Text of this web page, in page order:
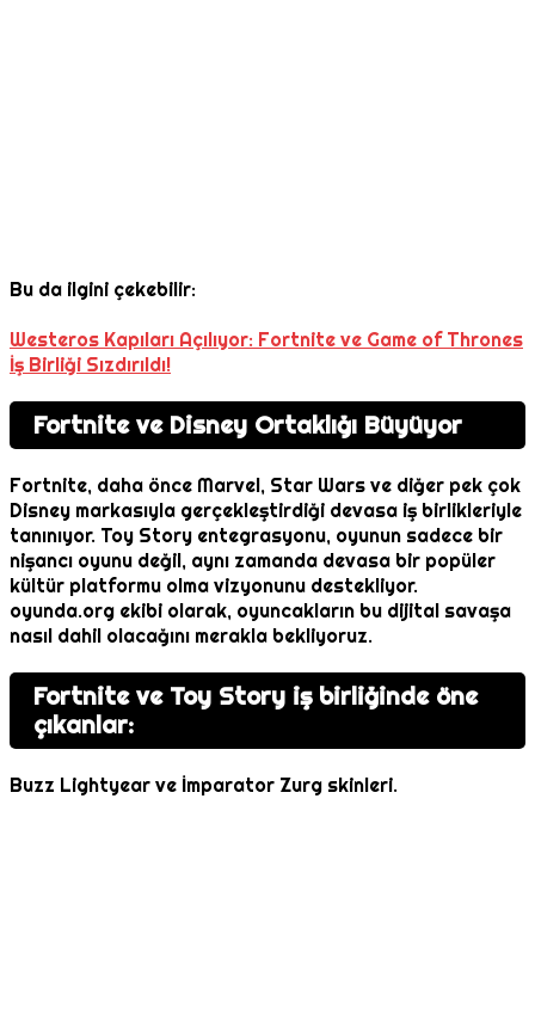
Bu da ilgini çekebilir:
Westeros Kapıları Açılıyor: Fortnite ve Game of Thrones
İş Birliği Sızdırıldı!
Fortnite ve Disney Ortaklığı Büyüyor
Fortnite, daha önce Marvel, Star Wars ve diğer pek çok
Disney markasıyla gerçekleştirdiği devasa iş birlikleriyle
tanınıyor. Toy Story entegrasyonu, oyunun sadece bir
nişancı oyunu değil, aynı zamanda devasa bir popüler
kültür platformu olma vizyonunu destekliyor.
oyunda.org ekibi olarak, oyuncakların bu dijital savaşa
nasıl dahil olacağını merakla bekliyoruz.
Fortnite ve Toy Story iş birliğinde öne
çıkanlar:
Buzz Lightyear ve İmparator Zurg skinleri.